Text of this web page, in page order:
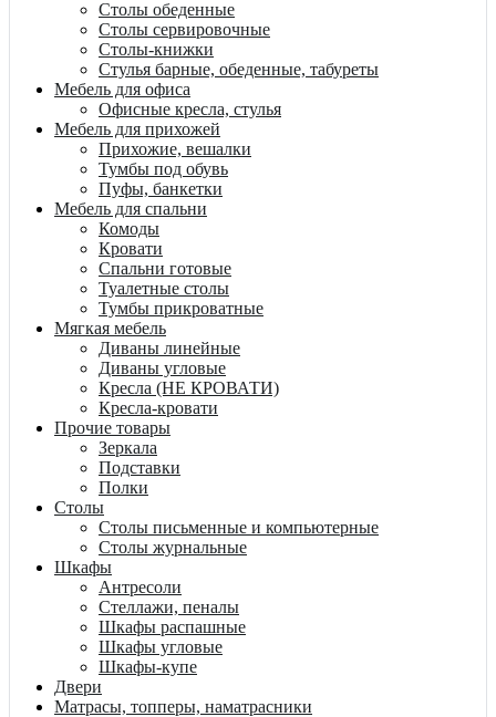
Столы обеденные
Столы сервировочные
Столы-книжки
Стулья барные, обеденные, табуреты
Мебель для офиса
Офисные кресла, стулья
Мебель для прихожей
Прихожие, вешалки
Тумбы под обувь
Пуфы, банкетки
Мебель для спальни
Комоды
Кровати
Спальни готовые
Туалетные столы
Тумбы прикроватные
Мягкая мебель
Диваны линейные
Диваны угловые
Кресла (НЕ КРОВАТИ)
Кресла-кровати
Прочие товары
Зеркала
Подставки
Полки
Столы
Столы письменные и компьютерные
Столы журнальные
Шкафы
Антресоли
Стеллажи, пеналы
Шкафы распашные
Шкафы угловые
Шкафы-купе
Двери
Матрасы, топперы, наматрасники